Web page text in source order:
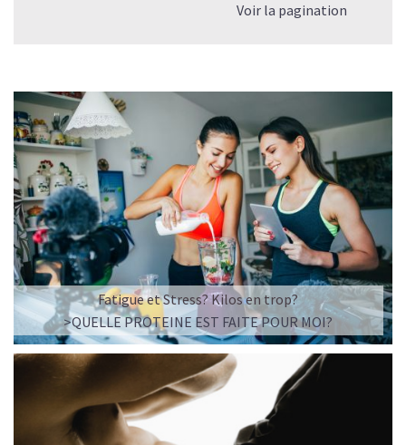
Voir la pagination
Fatigue et Stress? Kilos en trop?
>QUELLE PROTEINE EST FAITE POUR MOI?